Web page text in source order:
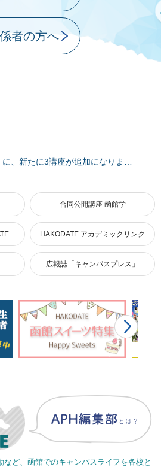
、新たに3講座が追加になりま…
者の方へ
合同公開講座 函館学
HAKODATE アカデミックリンク
広報誌「キャンパスプレス」
ど、函館でのキャンパスライフを各校と